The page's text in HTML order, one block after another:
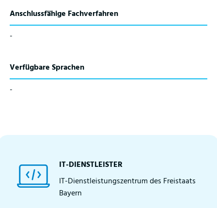
Anschlussfähige Fachverfahren
-
Verfügbare Sprachen
-
IT-DIENSTLEISTER
IT-Dienstleistungszentrum des Freistaats
Bayern